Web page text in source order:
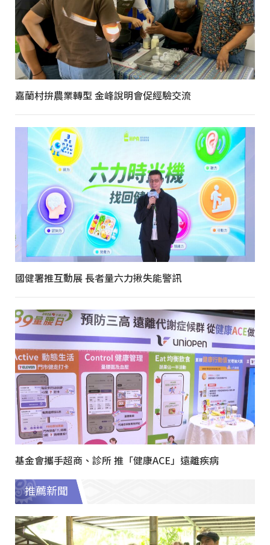
嘉蘭村拚農業轉型 金峰說明會促經驗交流
國健署推互動展 長者量六力揪失能警訊
基金會攜手超商、診所 推「健康ACE」遠離疾病
推薦新聞